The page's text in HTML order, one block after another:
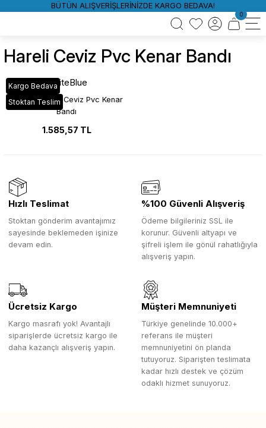
BÜTÜN ALIŞVERİŞLERİNİZDE KARGO BEDAVA!
0
Hareli Ceviz Pvc Kenar Bandı
Kargo Bedava
Stoktan Teslim
WhiteBlue
VT_302 Hareli Ceviz Pvc Kenar
Bandı
1.585,57 TL
Hızlı Teslimat
Stoktan gönderim avantajımız
sayesinde beklemeden işinize
devam edin.
%100 Güvenli Alışveriş
Ödeme bilgileriniz SSL ile
korunur. Güvenli altyapı ve
şifreli işlem ile gönül rahatlığıyla
alışveriş yapın.
Ücretsiz Kargo
Kargo masrafı yok! Avantajlı
siparişlerde ücretsiz kargo ile
daha kazançlı alışveriş yapın.
Müşteri Memnuniyeti
Türkiye genelinde 10.000+
referans ile müşteri
memnuniyetini ön planda
tutuyoruz. Siparişten teslimata
kadar hızlı destek ve çözüm
odaklı hizmet sunuyoruz.